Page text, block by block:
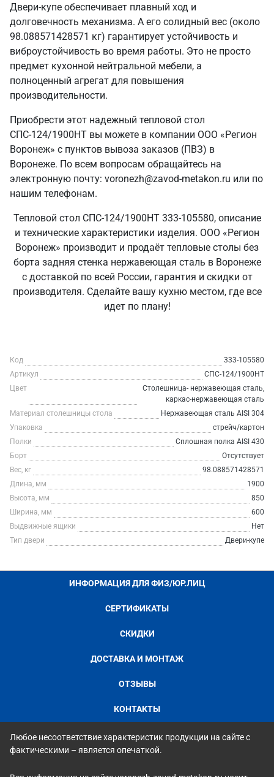
Двери-купе обеспечивает плавный ход и
долговечность механизма. А его солидный вес (около
98.088571428571 кг) гарантирует устойчивость и
виброустойчивость во время работы. Это не просто
предмет кухонной нейтральной мебели, а
полноценный агрегат для повышения
производительности.
Приобрести этот надежный тепловой стол
СПС-124/1900НТ вы можете в компании ООО «Регион
Воронеж» с пунктов вывоза заказов (ПВЗ) в
Воронеже. По всем вопросам обращайтесь на
электронную почту: voronezh@zavod-metakon.ru или по
нашим телефонам.
Тепловой стол СПС-124/1900НТ 333-105580, описание
и технические характеристики изделия. ООО «Регион
Воронеж» производит и продаёт тепловые столы без
борта задняя стенка нержавеющая сталь в Воронеже
с доставкой по всей России, гарантия и скидки от
производителя. Сделайте вашу кухню местом, где все
идет по плану!
Код
333-105580
Артикул
СПС-124/1900НТ
Цвет
Столешница- нержавеющая сталь,
каркас-нержавеющая сталь
Материал столешницы стола
Нержавеющая сталь AISI 304
Упаковка
стрейч/картон
Полки
Сплошная полка AISI 430
Борт
Отсутствует
Вес, кг
98.088571428571
Длина, мм
1900
Высота, мм
850
Ширина, мм
600
Выдвижные ящики
Нет
Тип двери
Двери-купе
ИНФОРМАЦИЯ ДЛЯ ФИЗ/ЮР.ЛИЦ
СЕРТИФИКАТЫ
СКИДКИ
ДОСТАВКА И МОНТАЖ
ОТЗЫВЫ
КОНТАКТЫ
Любое несоответствие характеристик продукции на сайте с
фактическими – является опечаткой.